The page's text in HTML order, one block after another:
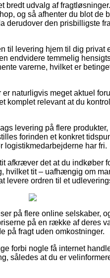
bredt udvalg af
og så afhenter du blot de
derudover den prisbilligste
til levering hjem til dig privat
endvidere temmelig
varerne, hvilket er
naturligvis meget aktuel
komplet relevant at du
levering på flere
forinden et konkret
logistikmedarbejderne har fri.
afkræver det at du indkøber
hvilket tit – uafhængig om
levere ordren til et
på flere online selskaber,
på en række af deres
på fragt uden omkostninger.
forbi nogle få internet
således at du er